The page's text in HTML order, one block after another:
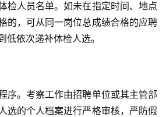
检人员名单。如未在指定时间、地点
的，可从同一岗位总成绩合格的应聘
低依次递补体检人选。
序。考察工作由招聘单位或其主管部
选的个人档案进行严格审核，严防假